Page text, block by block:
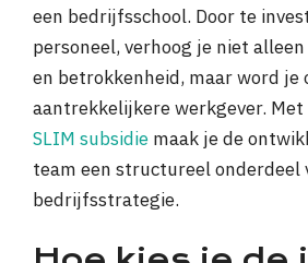
een bedrijfsschool. Door te
personeel, verhoog je niet
en betrokkenheid, maar word je
aantrekkelijkere werkgever.
SLIM subsidie maak je de
team een structureel onderdeel
bedrijfsstrategie.